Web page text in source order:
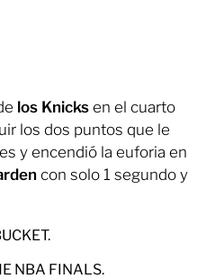
los Knicks en el cuarto
los dos puntos que le
y encendió la euforia en
con solo 1 segundo y
NBA FINALS.